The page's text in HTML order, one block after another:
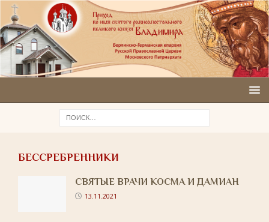
БЕССРЕБРЕННИКИ
СВЯТЫЕ ВРАЧИ КОСМА И ДАМИАН
13.11.2021